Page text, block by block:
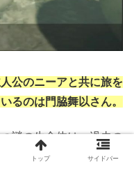
公のニーアと共に旅を
るのは門脇舞以さん。
謎の生命体は、過去の
代償に肉体を損失して
トップ サイドバー